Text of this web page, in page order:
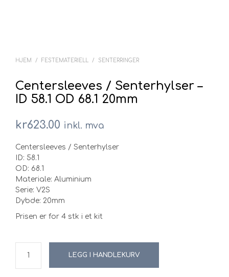
HJEM / FESTEMATERIELL / SENTERRINGER
Centersleeves / Senterhylser –
ID 58.1 OD 68.1 20mm
kr623.00 inkl. mva
Centersleeves / Senterhylser
ID: 58.1
OD: 68.1
Materiale: Aluminium
Serie: V2S
Dybde: 20mm
Prisen er for 4 stk i et kit
LEGG I HANDLEKURV